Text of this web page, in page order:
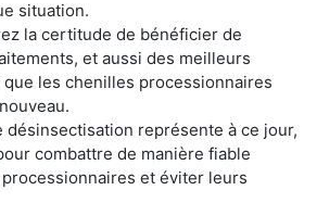
situation.
la certitude de bénéficier de
et aussi des meilleurs
les chenilles processionnaires
désinsectisation représente à ce jour,
combattre de manière fiable
et éviter leurs